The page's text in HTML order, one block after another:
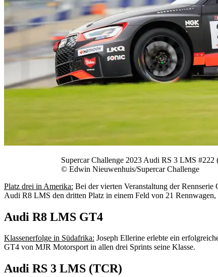
Supercar Challenge 2023 Audi RS 3 LMS
© Edwin Nieuwenhuis/Supercar Challenge
Platz drei in Amerika: Bei der vierten Veranstaltung der
Audi R8 LMS den dritten Platz in einem Feld von 21 Rennwagen,
Audi R8 LMS GT4
Klassenerfolge in Südafrika: Joseph Ellerine erlebte ein
GT4 von MJR Motorsport in allen drei Sprints seine Klasse.
Audi RS 3 LMS (TCR)